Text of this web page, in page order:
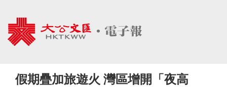
假期疊加旅遊火 灣區增開「夜高